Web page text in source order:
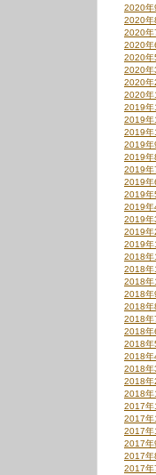
2020年
2020年
2020年
2020年
2020年
2020年
2020年
2020年
2019年
2019年
2019年
2019年
2019年
2019年
2019年
2019年
2019年
2019年
2019年
2019年
2018年
2018年
2018年
2018年
2018年
2018年
2018年
2018年
2018年
2018年
2018年
2018年
2017年
2017年
2017年
2017年
2017年
2017年